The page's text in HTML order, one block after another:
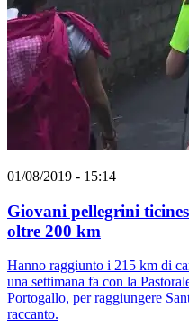
01/08/2019 - 15:14
Giovani pellegrini
oltre 200 km
Hanno raggiunto i 215 km di
una settimana fa con la
Portogallo, per raggiungere
raccanto.